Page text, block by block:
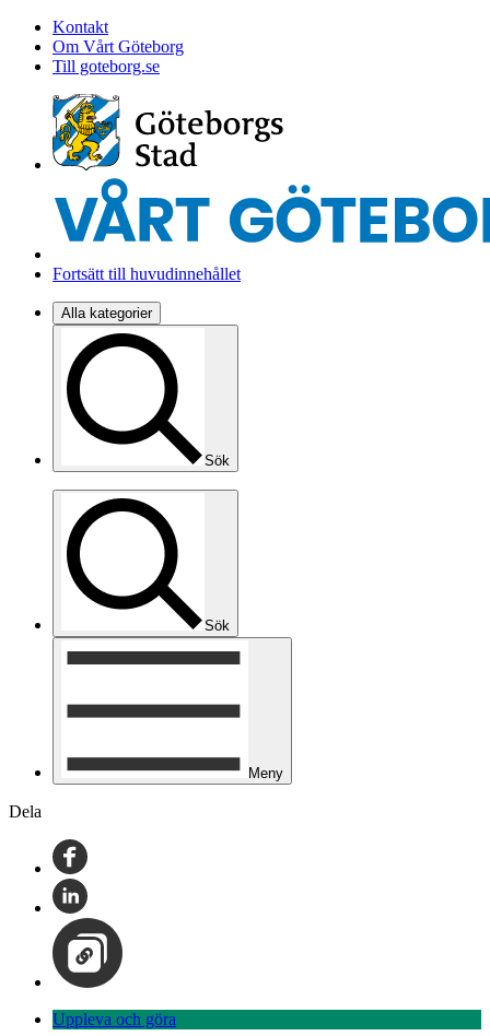
Kontakt
Om Vårt Göteborg
Till goteborg.se
Fortsätt till huvudinnehållet
Alla kategorier
Sök
Sök
Meny
Dela
Uppleva och göra